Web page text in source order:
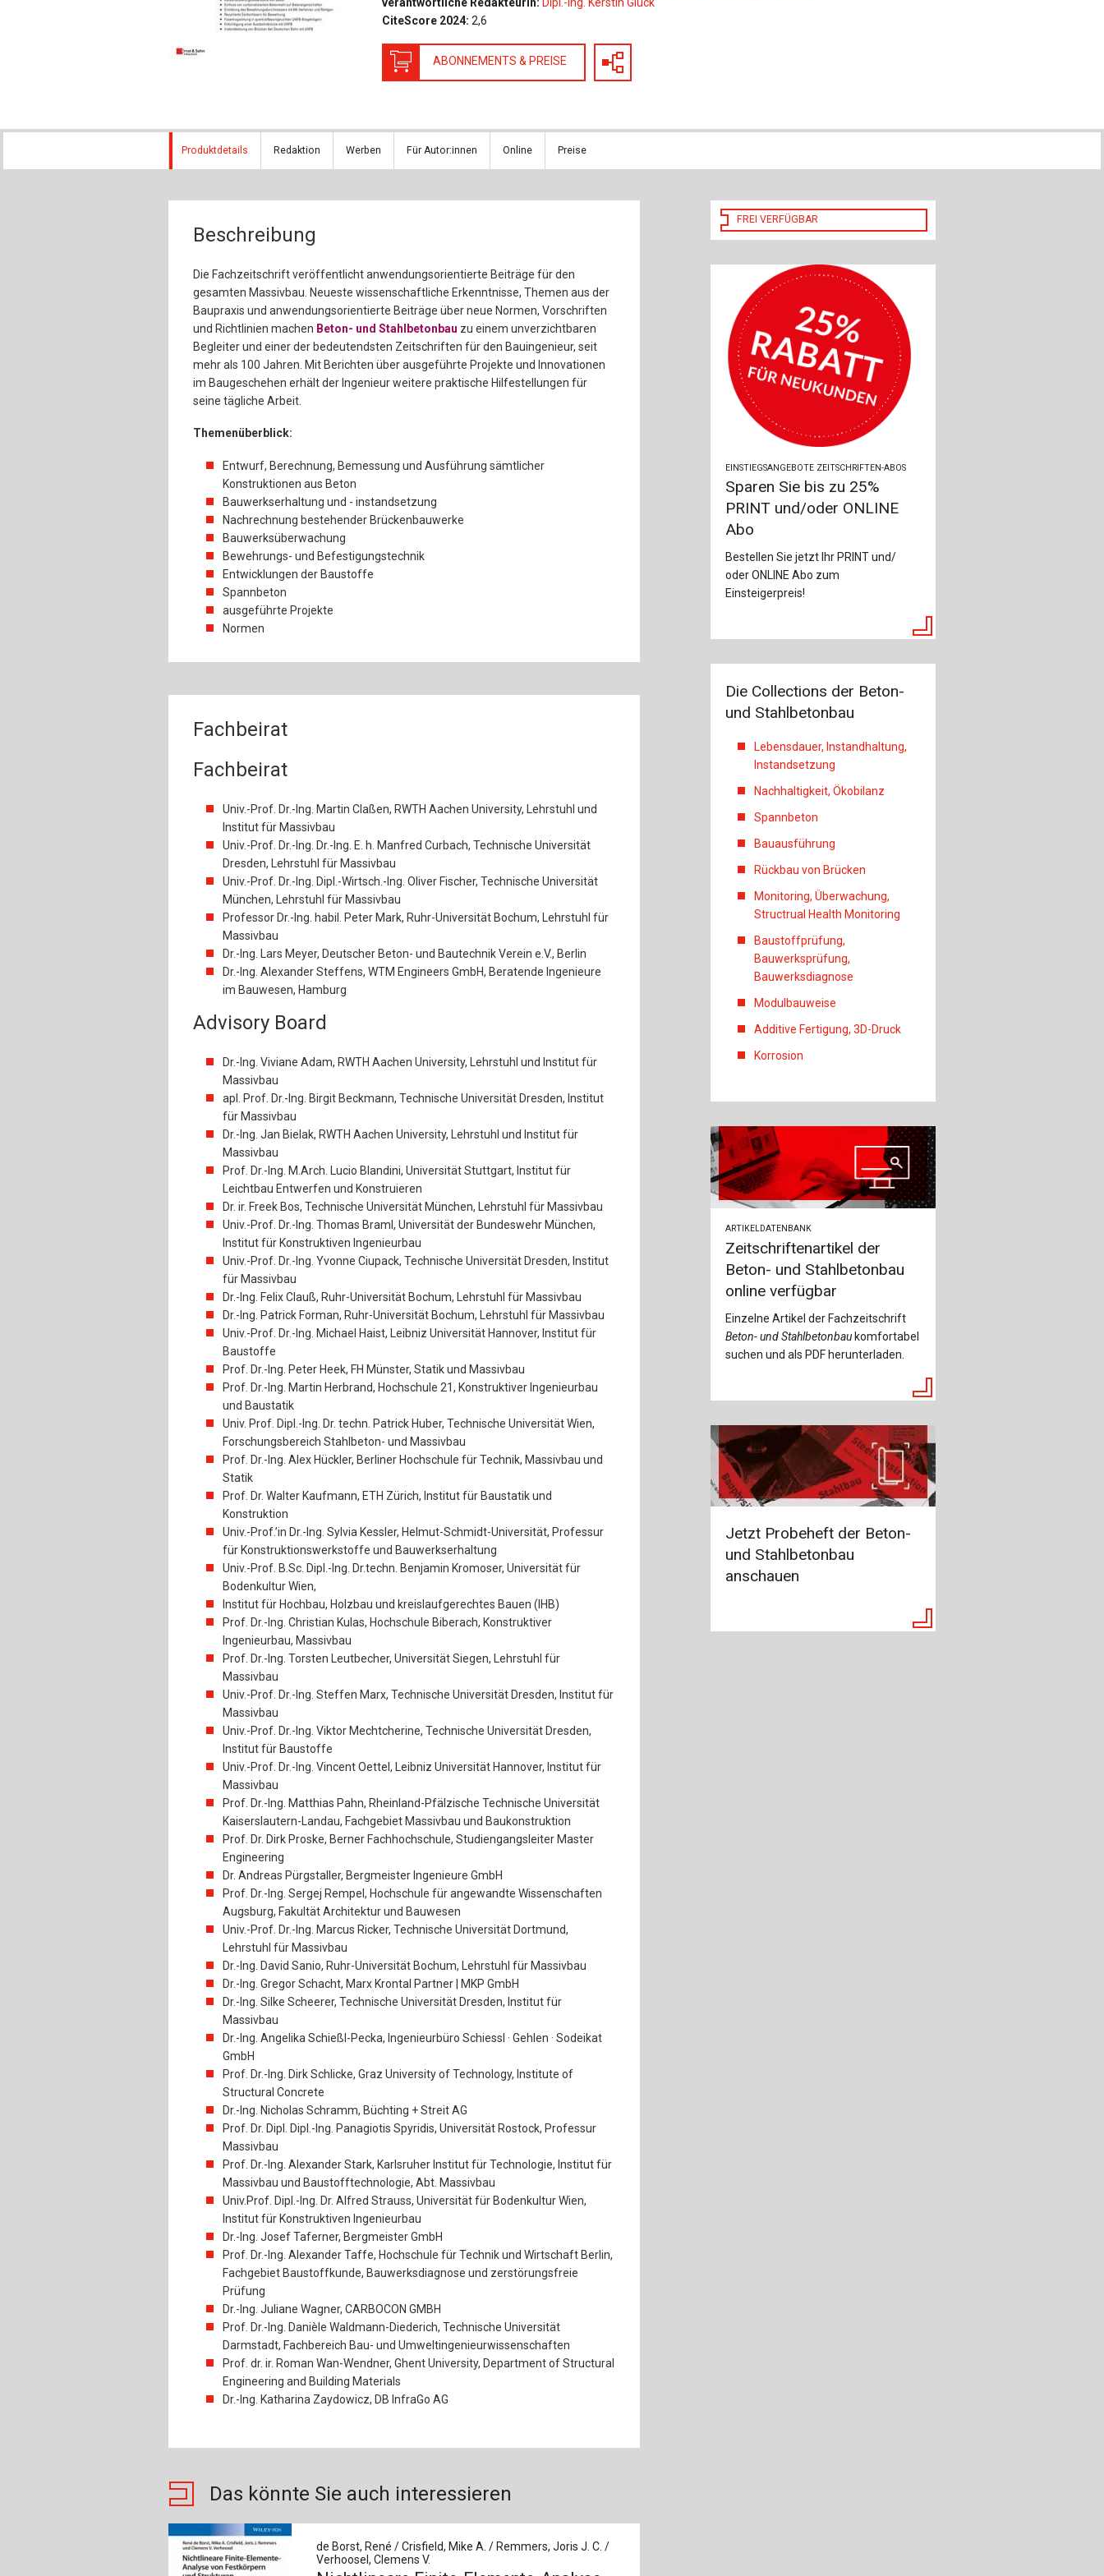
Baustoffe
Bautechnikgeschichte
Betonbau
E&S Zeitlos
CiteScore 2024: 2,6
ABONNEMENTS & PREISE
Produktdetails Redaktion Werben Für Autor:innen Online Preise
Beschreibung
Die Fachzeitschrift veröffentlicht anwendungsorientierte Beiträge für den
gesamten Massivbau. Neueste wissenschaftliche Erkenntnisse, Themen aus der
Baupraxis und anwendungsorientierte Beiträge über neue Normen, Vorschriften
und Richtlinien machen Beton- und Stahlbetonbau zu einem unverzichtbaren
Begleiter und einer der bedeutendsten Zeitschriften für den Bauingenieur, seit
mehr als 100 Jahren. Mit Berichten über ausgeführte Projekte und Innovationen
im Baugeschehen erhält der Ingenieur weitere praktische Hilfestellungen für
seine tägliche Arbeit.
Themenüberblick:
Entwurf, Berechnung, Bemessung und Ausführung sämtlicher
Konstruktionen aus Beton
Bauwerkserhaltung und - instandsetzung
Nachrechnung bestehender Brückenbauwerke
Bauwerksüberwachung
Bewehrungs- und Befestigungstechnik
Entwicklungen der Baustoffe
Spannbeton
ausgeführte Projekte
Normen
Fachbeirat
Fachbeirat
Univ.-Prof. Dr.-Ing. Martin Claßen, RWTH Aachen University, Lehrstuhl und
Institut für Massivbau
Univ.-Prof. Dr.-Ing. Dr.-Ing. E. h. Manfred Curbach, Technische Universität
Dresden, Lehrstuhl für Massivbau
Univ.-Prof. Dr.-Ing. Dipl.-Wirtsch.-Ing. Oliver Fischer, Technische Universität
München, Lehrstuhl für Massivbau
Professor Dr.-Ing. habil. Peter Mark, Ruhr-Universität Bochum, Lehrstuhl für
Massivbau
Dr.-Ing. Lars Meyer, Deutscher Beton- und Bautechnik Verein e.V., Berlin
Dr.-Ing. Alexander Steffens, WTM Engineers GmbH, Beratende Ingenieure
im Bauwesen, Hamburg
Advisory Board
Dr.-Ing. Viviane Adam, RWTH Aachen University, Lehrstuhl und Institut für
Massivbau
apl. Prof. Dr.-Ing. Birgit Beckmann, Technische Universität Dresden, Institut
für Massivbau
Dr.-Ing. Jan Bielak, RWTH Aachen University, Lehrstuhl und Institut für
Massivbau
Prof. Dr.-Ing. M.Arch. Lucio Blandini, Universität Stuttgart, Institut für
Leichtbau Entwerfen und Konstruieren
Dr. ir. Freek Bos, Technische Universität München, Lehrstuhl für Massivbau
Univ.-Prof. Dr.-Ing. Thomas Braml, Universität der Bundeswehr München,
Institut für Konstruktiven Ingenieurbau
Univ.-Prof. Dr.-Ing. Yvonne Ciupack, Technische Universität Dresden, Institut
für Massivbau
Dr.-Ing. Felix Clauß, Ruhr-Universität Bochum, Lehrstuhl für Massivbau
Dr.-Ing. Patrick Forman, Ruhr-Universität Bochum, Lehrstuhl für Massivbau
Univ.-Prof. Dr.-Ing. Michael Haist, Leibniz Universität Hannover, Institut für
Baustoffe
Prof. Dr.-Ing. Peter Heek, FH Münster, Statik und Massivbau
Prof. Dr.-Ing. Martin Herbrand, Hochschule 21, Konstruktiver Ingenieurbau
und Baustatik
Univ. Prof. Dipl.-Ing. Dr. techn. Patrick Huber, Technische Universität Wien,
Forschungsbereich Stahlbeton- und Massivbau
Prof. Dr.-Ing. Alex Hückler, Berliner Hochschule für Technik, Massivbau und
Statik
Prof. Dr. Walter Kaufmann, ETH Zürich, Institut für Baustatik und
Konstruktion
Univ.-Prof.’in Dr.-Ing. Sylvia Kessler, Helmut-Schmidt-Universität, Professur
für Konstruktionswerkstoffe und Bauwerkserhaltung
Univ.-Prof. B.Sc. Dipl.-Ing. Dr.techn. Benjamin Kromoser, Universität für
Bodenkultur Wien,
Institut für Hochbau, Holzbau und kreislaufgerechtes Bauen (IHB)
Prof. Dr.-Ing. Christian Kulas, Hochschule Biberach, Konstruktiver
Ingenieurbau, Massivbau
Prof. Dr.-Ing. Torsten Leutbecher, Universität Siegen, Lehrstuhl für
Massivbau
Univ.-Prof. Dr.-Ing. Steffen Marx, Technische Universität Dresden, Institut für
Massivbau
Univ.-Prof. Dr.-Ing. Viktor Mechtcherine, Technische Universität Dresden,
Institut für Baustoffe
Univ.-Prof. Dr.-Ing. Vincent Oettel, Leibniz Universität Hannover, Institut für
Massivbau
Prof. Dr.-Ing. Matthias Pahn, Rheinland-Pfälzische Technische Universität
Kaiserslautern-Landau, Fachgebiet Massivbau und Baukonstruktion
Prof. Dr. Dirk Proske, Berner Fachhochschule, Studiengangsleiter Master
Engineering
Dr. Andreas Pürgstaller, Bergmeister Ingenieure GmbH
Prof. Dr.-Ing. Sergej Rempel, Hochschule für angewandte Wissenschaften
Augsburg, Fakultät Architektur und Bauwesen
Univ.-Prof. Dr.-Ing. Marcus Ricker, Technische Universität Dortmund,
Lehrstuhl für Massivbau
Dr.-Ing. David Sanio, Ruhr-Universität Bochum, Lehrstuhl für Massivbau
Dr.-Ing. Gregor Schacht, Marx Krontal Partner | MKP GmbH
Dr.-Ing. Silke Scheerer, Technische Universität Dresden, Institut für
Massivbau
Dr.-Ing. Angelika Schießl-Pecka, Ingenieurbüro Schiessl · Gehlen · Sodeikat
GmbH
Prof. Dr.-Ing. Dirk Schlicke, Graz University of Technology, Institute of
Structural Concrete
Dr.-Ing. Nicholas Schramm, Büchting + Streit AG
Prof. Dr. Dipl. Dipl.-Ing. Panagiotis Spyridis, Universität Rostock, Professur
Massivbau
Prof. Dr.-Ing. Alexander Stark, Karlsruher Institut für Technologie, Institut für
Massivbau und Baustofftechnologie, Abt. Massivbau
Univ.Prof. Dipl.-Ing. Dr. Alfred Strauss, Universität für Bodenkultur Wien,
Institut für Konstruktiven Ingenieurbau
Dr.-Ing. Josef Taferner, Bergmeister GmbH
Prof. Dr.-Ing. Alexander Taffe, Hochschule für Technik und Wirtschaft Berlin,
Fachgebiet Baustoffkunde, Bauwerksdiagnose und zerstörungsfreie
Prüfung
Dr.-Ing. Juliane Wagner, CARBOCON GMBH
Prof. Dr.-Ing. Danièle Waldmann-Diederich, Technische Universität
Darmstadt, Fachbereich Bau- und Umweltingenieurwissenschaften
Prof. dr. ir. Roman Wan-Wendner, Ghent University, Department of Structural
Engineering and Building Materials
Dr.-Ing. Katharina Zaydowicz, DB InfraGo AG
Das könnte Sie auch interessieren
de Borst, René / Crisfield, Mike A. / Remmers, Joris J. C. /
Verhoosel, Clemens V.
FREI VERFÜGBAR
EINSTIEGSANGEBOTE ZEITSCHRIFTEN-ABOS
Sparen Sie bis zu 25%
PRINT und/oder ONLINE
Abo
Bestellen Sie jetzt Ihr PRINT und/
oder ONLINE Abo zum
Einsteigerpreis!
Die Collections der Beton-
und Stahlbetonbau
Lebensdauer, Instandhaltung,
Instandsetzung
Nachhaltigkeit, Ökobilanz
Spannbeton
Bauausführung
Rückbau von Brücken
Monitoring, Überwachung,
Structrual Health Monitoring
Baustoffprüfung,
Bauwerksprüfung,
Bauwerksdiagnose
Modulbauweise
Additive Fertigung, 3D-Druck
Korrosion
ARTIKELDATENBANK
Zeitschriftenartikel der
Beton- und Stahlbetonbau
online verfügbar
Einzelne Artikel der Fachzeitschrift
Beton- und Stahlbetonbaukomfortabel
suchen und als PDF herunterladen.
Jetzt Probeheft der Beton-
und Stahlbetonbau
anschauen